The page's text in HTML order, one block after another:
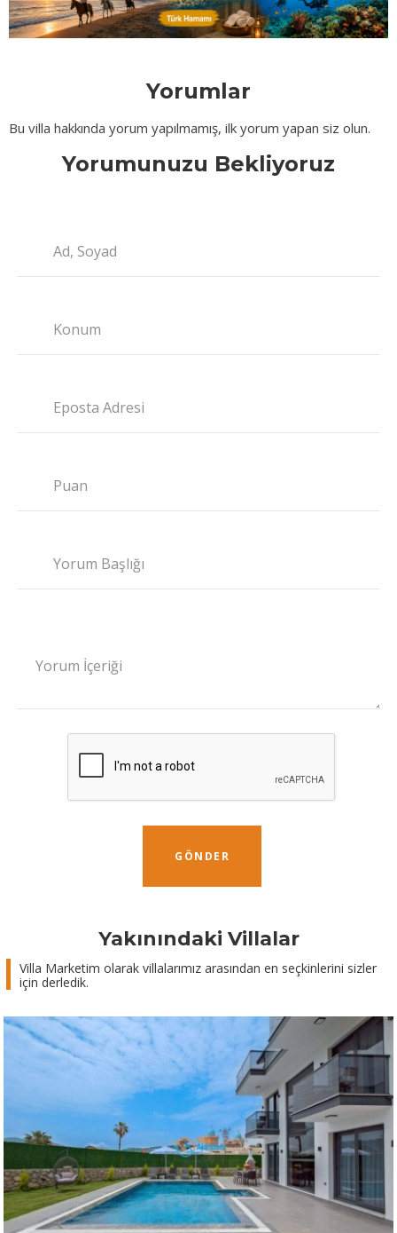
Yorumlar
Bu villa hakkında yorum yapılmamış, ilk yorum yapan siz olun.
Yorumunuzu Bekliyoruz
Ad, Soyad
Konum
Eposta Adresi
Puan
Yorum Başlığı
Yorum İçeriği
GÖNDER
Yakınındaki Villalar
Villa Marketim olarak villalarımız arasından en seçkinlerini sizler
için derledik.